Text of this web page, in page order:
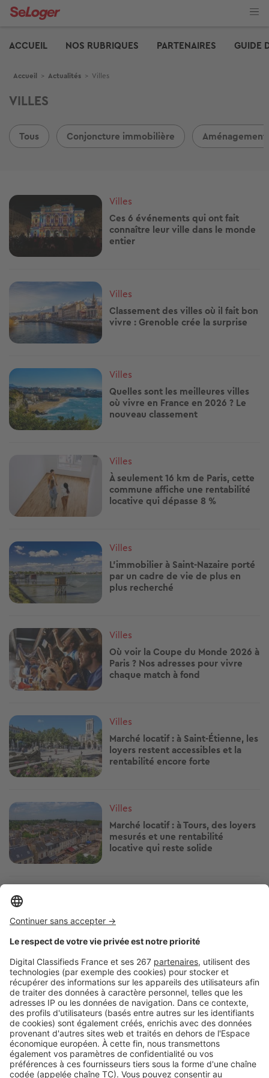
Aller
ACCUEIL
NOS RUBRIQUES PARTENAIRES GUIDE
Fil d'Ariane
Accueil > Actualités > Villes
VILLES
Tous Conjoncture immobilière
Image
Villes
Ces 6 événements qui ont fait
connaître leur ville dans le monde
entier
Image
Villes
Classement des villes où il fait bon
vivre : Grenoble crée la surprise
Image
Villes
Quelles sont les meilleures villes
où vivre en France en 2026 ? Le
nouveau classement
Villes
À seulement 16 km de Paris, cette
commune affiche une rentabilité
locative qui dépasse 8 %
Image
Villes
L’immobilier à Saint-Nazaire porté
par un cadre de vie de plus en
plus recherché
Image
Villes
Où voir la Coupe du Monde 2026 à
Paris ? Nos adresses pour vivre
chaque match à fond
Image
Villes
Marché locatif : à Saint-Étienne, les
loyers restent accessibles et la
rentabilité encore forte
Image
Villes
Marché locatif : à Tours, des loyers
mesurés et une rentabilité
locative qui reste solide
Image
restent élevés, mais la hausse
ralentit
Image
Villes
Bilan locatif à Marseille : des loyers
en hausse, mais un marché qui
reste attractif
Pagination